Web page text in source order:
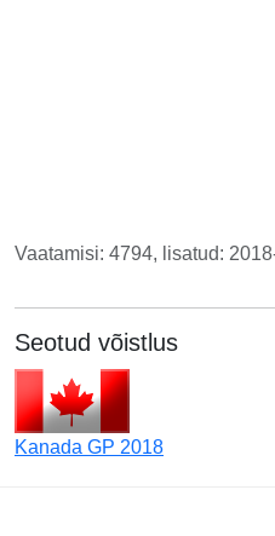
Vaatamisi: 4794, lisatud:
Seotud võistlus
Kanada GP 2018